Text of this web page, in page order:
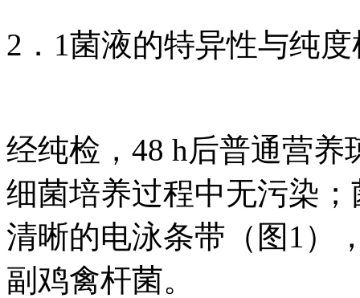
2．1菌液的特异性与纯
经纯检，48 h后普通营
细菌培养过程中无污染；
清晰的电泳条带（图1）
副鸡禽杆菌。